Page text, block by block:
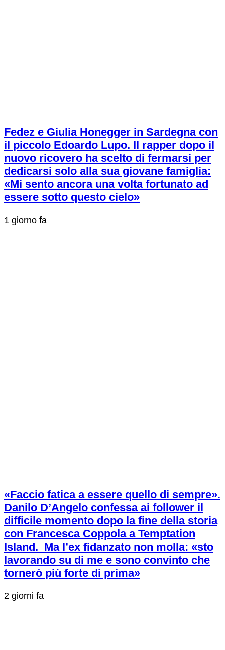
Fedez e Giulia Honegger in Sardegna con
il piccolo Edoardo Lupo. Il rapper dopo il
nuovo ricovero ha scelto di fermarsi per
dedicarsi solo alla sua giovane famiglia:
«Mi sento ancora una volta fortunato ad
essere sotto questo cielo»
1 giorno fa
«Faccio fatica a essere quello di sempre».
Danilo D’Angelo confessa ai follower il
difficile momento dopo la fine della storia
con Francesca Coppola a Temptation
Island. Ma l’ex fidanzato non molla: «sto
lavorando su di me e sono convinto che
tornerò più forte di prima»
2 giorni fa